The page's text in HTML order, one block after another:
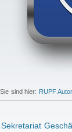
Sie sind hier: RUPF
Sekretariat